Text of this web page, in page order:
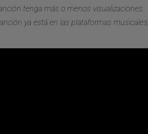
tenga más o menos visualizaciones.
ya está en las plataformas musicales,